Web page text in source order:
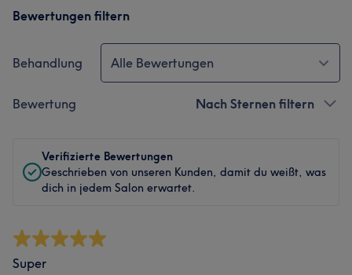
Bewertungen filtern
Behandlung Alle Bewertungen
Bewertung Nach Sternen filtern
Verifizierte Bewertungen
Geschrieben von unseren Kunden, damit du weißt, was
dich in jedem Salon erwartet.
Super